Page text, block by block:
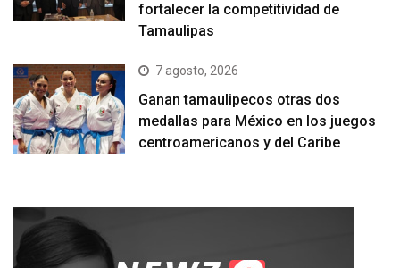
fortalecer la competitividad de
Tamaulipas
7 agosto, 2026
Ganan tamaulipecos otras dos
medallas para México en los juegos
centroamericanos y del Caribe